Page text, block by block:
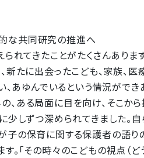
な共同研究の推進へ
れてきたことがたくさんありま
たに出会ったこども、家族、
、あゆんでいるという情況ができ
ある局面に目を向け、そこか
少しずつ深められてきました
の保育に関する保護者の語り
「その時々のこどもの視点（ど